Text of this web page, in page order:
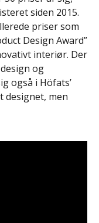
siden 2015.
priser som
Design Award”
interiør. Der
og
også i Höfats’
designet, men